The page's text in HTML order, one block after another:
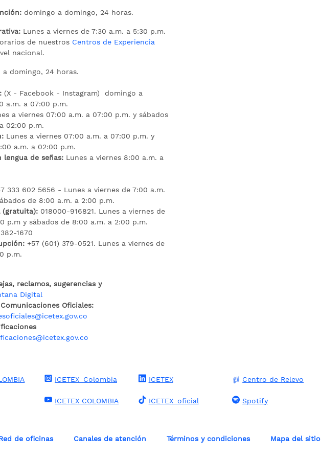
domingo a domingo, 24 horas.
Lunes a viernes de 7:30 a.m. a 5:30 p.m.
de nuestros Centros de Experiencia
nacional.
a domingo, 24 horas.
(X - Facebook - Instagram) domingo a
a.m. a 07:00 p.m.
a viernes 07:00 a.m. a 07:00 p.m. y sábados
02:00 p.m.
Lunes a viernes 07:00 a.m. a 07:00 p.m. y
a.m. a 02:00 p.m.
lengua de señas: Lunes a viernes 8:00 a.m. a
333 602 5656 - Lunes a viernes de 7:00 a.m.
de 8:00 a.m. a 2:00 p.m.
(gratuita): 018000-916821. Lunes a viernes de
p.m y sábados de 8:00 a.m. a 2:00 p.m.
1670
+57 (601) 379-0521. Lunes a viernes de
p.m.
reclamos, sugerencias y
Digital
Oficiales:
ICETEX_Colombia
ICETEX COLOMBIA
ICETEX
ICETEX_oficial
Centro de Relevo
Spotify
de oficinas Canales de atención Términos y condiciones Mapa del sitio